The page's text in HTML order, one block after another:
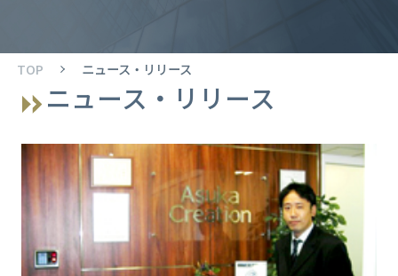
TOP ニュース・リリース
ニュース・リリース